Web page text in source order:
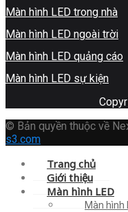
Màn hình LED trong nhà
Màn hình LED ngoài trời
Màn hình LED quảng cáo
Màn hình LED sự kiện
© Bản quyền thuộc về
s3.com
Trang chủ
Giới thiệu
Màn hình LED
Màn hình